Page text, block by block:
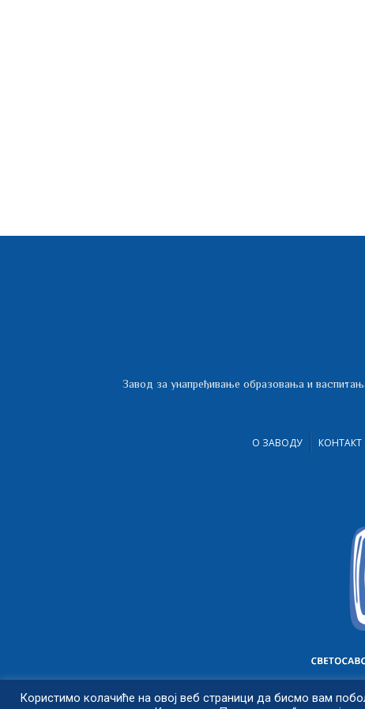
Завод за унапређивање образовања и
О ЗАВОДУ КОНТАКТ
Користимо колачиће на овој веб страници да бисмо вам